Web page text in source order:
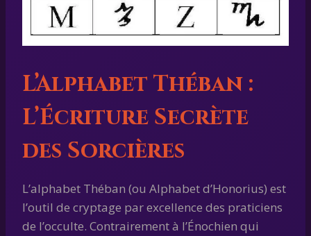
L’Alphabet Théban :
L’Écriture Secrète
des Sorcières
L’alphabet Théban (ou Alphabet d’Honorius) est
l’outil de cryptage par excellence des praticiens
de l’occulte. Contrairement à l’Énochien qui